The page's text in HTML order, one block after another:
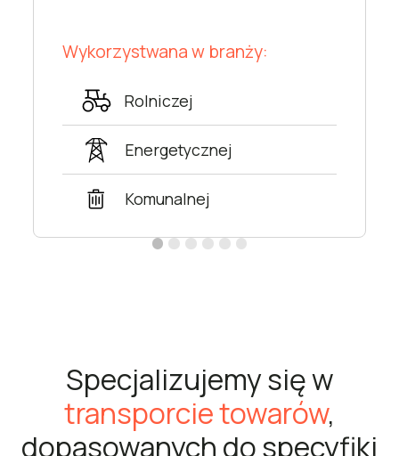
Wykorzystwana w branży:
Rolniczej
Energetycznej
Komunalnej
Specjalizujemy się w
transporcie towarów,
dopasowanych do specyfiki